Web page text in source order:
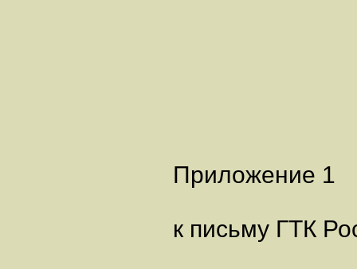
Приложение 1
к письму ГТК